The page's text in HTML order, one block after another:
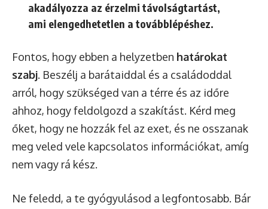
akadályozza az érzelmi távolságtartást,
ami elengedhetetlen a továbblépéshez.
Fontos, hogy ebben a helyzetben határokat
szabj. Beszélj a barátaiddal és a családoddal
arról, hogy szükséged van a térre és az időre
ahhoz, hogy feldolgozd a szakítást. Kérd meg
őket, hogy ne hozzák fel az exet, és ne osszanak
meg veled vele kapcsolatos információkat, amíg
nem vagy rá kész.
Ne feledd, a te gyógyulásod a legfontosabb. Bár